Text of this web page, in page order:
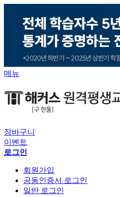
메뉴
장바구니
이벤트
로그인
회원가입
공동인증서 로그인
일반 로그인